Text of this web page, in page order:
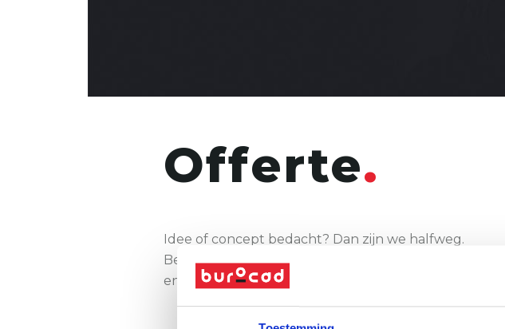
Offerte
Idee of concept bedacht? Dan zijn we halfweg.
Benieuwd naar het kostenplaatje? Vraag je offerte aan
en we zorgen voor een aangepaste budgettering.